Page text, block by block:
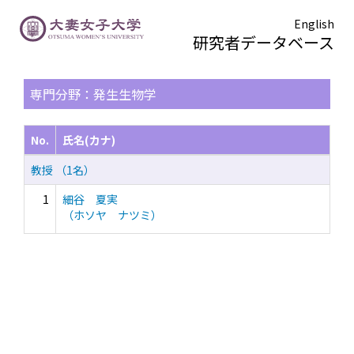
English
研究者データベース
専門分野：発生生物学
No.
氏名(カナ)
教授 （1名）
1
細谷 夏実
（ホソヤ ナツミ）